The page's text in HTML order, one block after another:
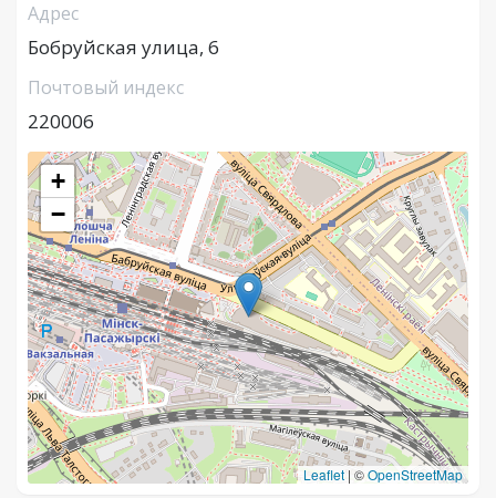
Адрес
Бобруйская улица, 6
Почтовый индекс
220006
+
−
Leaflet | ©OpenStreetMap